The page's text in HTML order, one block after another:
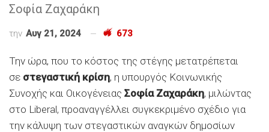
Σοφία Ζαχαράκη
την Αυγ 21, 2024 673
Την ώρα, που το κόστος της στέγης μετατρέπεται
σε στεγαστική κρίση, η υπουργός Κοινωνικής
Συνοχής και Οικογένειας Σοφία Ζαχαράκη, μιλώντας
στο Liberal, προαναγγέλλει συγκεκριμένο σχέδιο για
την κάλυψη των στεγαστικών αναγκών δημοσίων